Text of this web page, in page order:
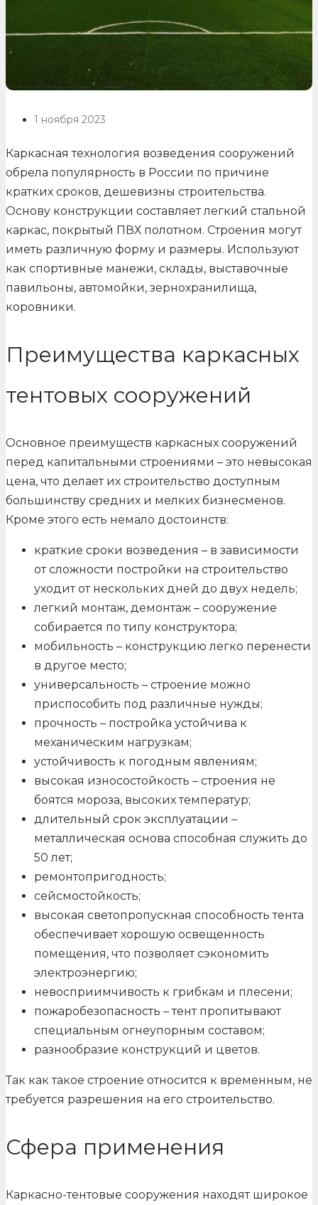
1 ноября 2023
Каркасная технология возведения сооружений
обрела популярность в России по причине
кратких сроков, дешевизны строительства.
Основу конструкции составляет легкий стальной
каркас, покрытый ПВХ полотном. Строения могут
иметь различную форму и размеры. Используют
как спортивные манежи, склады, выставочные
павильоны, автомойки, зернохранилища,
коровники.
Преимущества каркасных
тентовых сооружений
Основное преимуществ каркасных сооружений
перед капитальными строениями – это невысокая
цена, что делает их строительство доступным
большинству средних и мелких бизнесменов.
Кроме этого есть немало достоинств:
краткие сроки возведения – в зависимости
от сложности постройки на строительство
уходит от нескольких дней до двух недель;
легкий монтаж, демонтаж – сооружение
собирается по типу конструктора;
мобильность – конструкцию легко перенести
в другое место;
универсальность – строение можно
приспособить под различные нужды;
прочность – постройка устойчива к
механическим нагрузкам;
устойчивость к погодным явлениям;
высокая износостойкость – строения не
боятся мороза, высоких температур;
длительный срок эксплуатации –
металлическая основа способная служить до
50 лет;
ремонтопригодность;
сейсмостойкость;
высокая светопропускная способность тента
обеспечивает хорошую освещенность
помещения, что позволяет сэкономить
электроэнергию;
невосприимчивость к грибкам и плесени;
пожаробезопасность – тент пропитывают
специальным огнеупорным составом;
разнообразие конструкций и цветов.
Так как такое строение относится к временным, не
требуется разрешения на его строительство.
Сфера применения
Каркасно-тентовые сооружения находят широкое